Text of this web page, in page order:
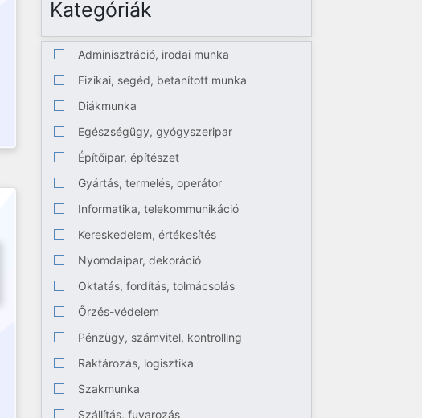
Kategóriák
Adminisztráció, irodai munka
Fizikai, segéd, betanított munka
Diákmunka
Egészségügy, gyógyszeripar
Építőipar, építészet
Gyártás, termelés, operátor
Informatika, telekommunikáció
Kereskedelem, értékesítés
Nyomdaipar, dekoráció
Oktatás, fordítás, tolmácsolás
Őrzés-védelem
Pénzügy, számvitel, kontrolling
Raktározás, logisztika
Szakmunka
Szállítás, fuvarozás